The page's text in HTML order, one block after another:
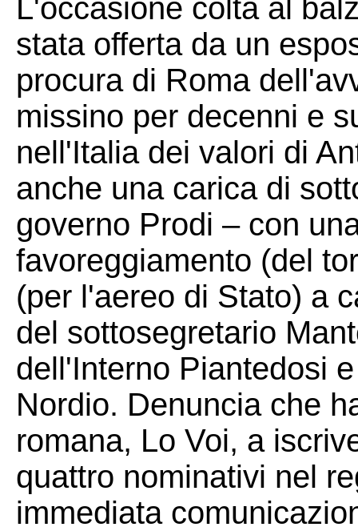
L'occasione colta al
stata offerta da un
procura di Roma
missino per decenni e
nell'Italia dei valori di
anche una carica di
governo Prodi – con
favoreggiamento (del
(per l'aereo di Stato) a
del sottosegretario
dell'Interno Piantedosi
Nordio. Denuncia che
romana, Lo Voi, a
quattro nominativi nel
immediata